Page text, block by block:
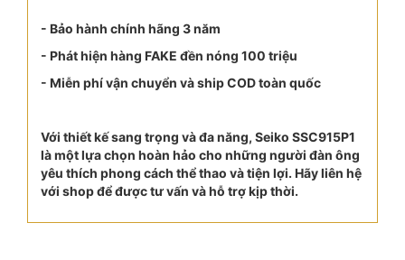
- Bảo hành chính hãng 3 năm
- Phát hiện hàng FAKE đền nóng 100 triệu
- Miễn phí vận chuyển và ship COD toàn quốc
Với thiết kế sang trọng và đa năng, Seiko SSC915P1
là một lựa chọn hoàn hảo cho những người đàn ông
yêu thích phong cách thể thao và tiện lợi. Hãy liên hệ
với shop để được tư vấn và hỗ trợ kịp thời.